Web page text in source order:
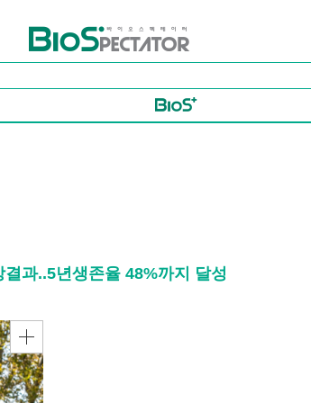
바이오스펙테이터
과..5년생존율 48%까지 달성